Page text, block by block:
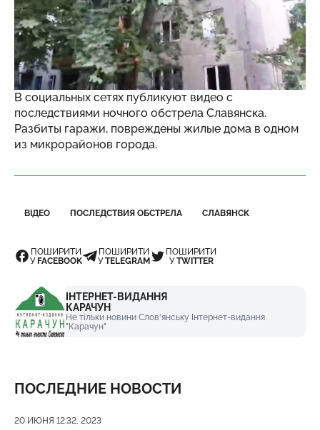
В социальных сетях публикуют видео с
последствиями ночного обстрела Славянска.
Разбиты гаражи, повреждены жилые дома в одном
из микрорайонов города.
ВІДЕО ПОСЛЕДСТВИЯ ОБСТРЕЛА СЛАВЯНСК
ПОШИРИТИ
УFACEBOOK
ПОШИРИТИ
УTELEGRAM
ПОШИРИТИ
УTWITTER
ІНТЕРНЕТ-ВИДАННЯ
КАРАЧУН
Не тільки новини Слов'янську Інтернет-видання
"Карачун"
ПОСЛЕДНИЕ НОВОСТИ
Дата публикации
20 ИЮНЯ 12:32, 2023